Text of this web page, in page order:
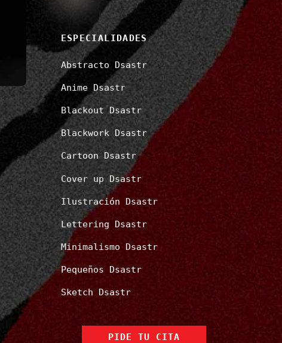
ESPECIALIDADES
Abstracto Dsastr
Anime Dsastr
Blackout Dsastr
Blackwork Dsastr
Cartoon Dsastr
Cover up Dsastr
Ilustración Dsastr
Lettering Dsastr
Minimalismo Dsastr
Pequeños Dsastr
Sketch Dsastr
PIDE TU CITA